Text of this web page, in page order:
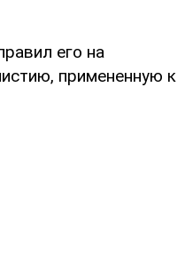
его на
примененную к